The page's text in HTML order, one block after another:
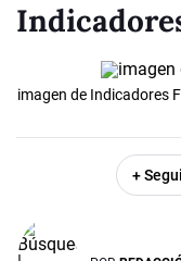
imagen de Indicadores
+